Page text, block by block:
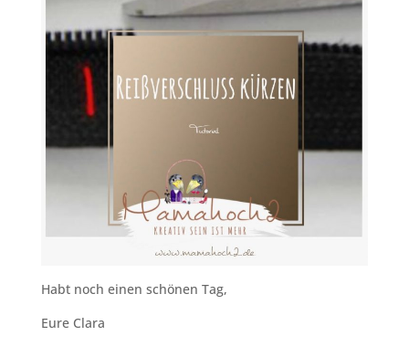
Habt noch einen schönen Tag,
Eure Clara